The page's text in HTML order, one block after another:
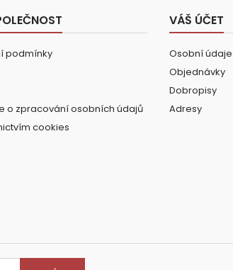
podmínky
o zpracování osobních údajů
cookies
VÁŠ ÚČET
Osobní údaje
Objednávky
Dobropisy
Adresy